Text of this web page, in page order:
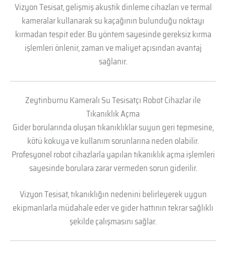
Vizyon Tesisat, gelişmiş akustik dinleme cihazları ve termal
kameralar kullanarak su kaçağının bulunduğu noktayı
kırmadan tespit eder. Bu yöntem sayesinde gereksiz kırma
işlemleri önlenir, zaman ve maliyet açısından avantaj
sağlanır.
Zeytinburnu Kameralı Su Tesisatçı Robot Cihazlar ile
Tıkanıklık Açma
Gider borularında oluşan tıkanıklıklar suyun geri tepmesine,
kötü kokuya ve kullanım sorunlarına neden olabilir.
Profesyonel robot cihazlarla yapılan tıkanıklık açma işlemleri
sayesinde borulara zarar vermeden sorun giderilir.
Vizyon Tesisat, tıkanıklığın nedenini belirleyerek uygun
ekipmanlarla müdahale eder ve gider hattının tekrar sağlıklı
şekilde çalışmasını sağlar.